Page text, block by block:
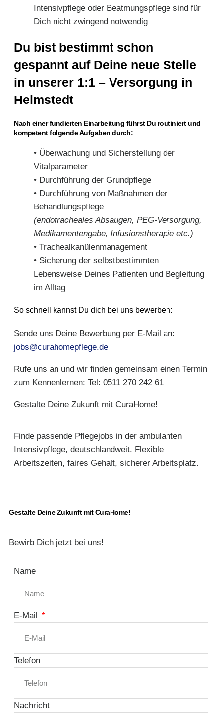
Intensivpflege oder Beatmungspflege sind für
Dich nicht zwingend notwendig
Du bist bestimmt schon
gespannt auf Deine neue Stelle
in unserer 1:1 – Versorgung in
Helmstedt
Nach einer fundierten Einarbeitung führst Du routiniert und
kompetent folgende Aufgaben durch:
• Überwachung und Sicherstellung der
Vitalparameter
• Durchführung der Grundpflege
• Durchführung von Maßnahmen der
Behandlungspflege
(endotracheales Absaugen, PEG-Versorgung,
Medikamentengabe, Infusionstherapie etc.)
• Trachealkanülenmanagement
• Sicherung der selbstbestimmten
Lebensweise Deines Patienten und Begleitung
im Alltag
So schnell kannst Du dich bei uns bewerben:
Sende uns Deine Bewerbung per E-Mail an:
jobs@curahomepflege.de
Rufe uns an und wir finden gemeinsam einen Termin
zum Kennenlernen: Tel: 0511 270 242 61
Gestalte Deine Zukunft mit CuraHome!
Finde passende Pflegejobs in der ambulanten
Intensivpflege, deutschlandweit. Flexible
Arbeitszeiten, faires Gehalt, sicherer Arbeitsplatz.
Gestalte Deine Zukunft mit CuraHome!
Bewirb Dich jetzt bei uns!
Name
E-Mail
Telefon
Nachricht